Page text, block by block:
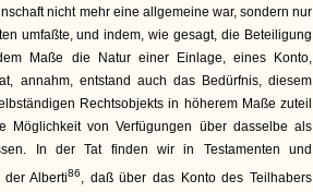
nicht mehr eine allgemeine war, sondern nur
umfaßte, und indem, wie gesagt, die Beteiligung
Maße die Natur einer Einlage, eines Konto,
annahm, entstand auch das Bedürfnis, diesem
Rechtsobjekts in höherem Maße zuteil
Möglichkeit von Verfügungen über dasselbe als
In der Tat finden wir in Testamenten und
der Alberti86, daß über das Konto des Teilhabers